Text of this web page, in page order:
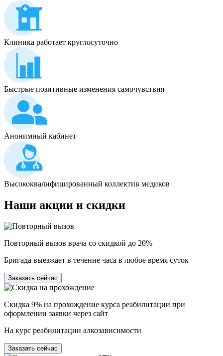
Клиника работает круглосуточно
Быстрые позитивные изменения самочувствия
Анонимный кабинет
Высококвалифицированный коллектив медиков
Наши акции и скидки
Повторный вызов врача со скидкой до 20%
Бригада выезжает в течение часа в любое время суток
Заказать сейчас
Скидка 9% на прохождение курса реабилитации при
оформлении заявки через сайт
На курс реабилитации алкозависимости
Заказать сейчас